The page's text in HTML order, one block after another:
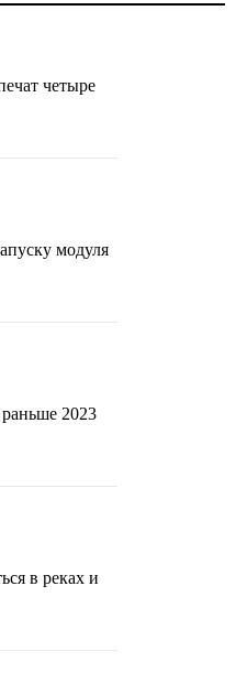
четыре
модуля
2023
в реках и